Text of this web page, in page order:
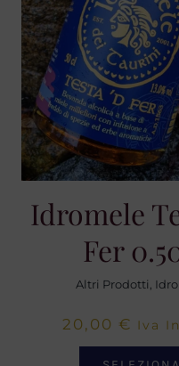
Idromele
Fer
Altri Prodotti
20,00 € Iva